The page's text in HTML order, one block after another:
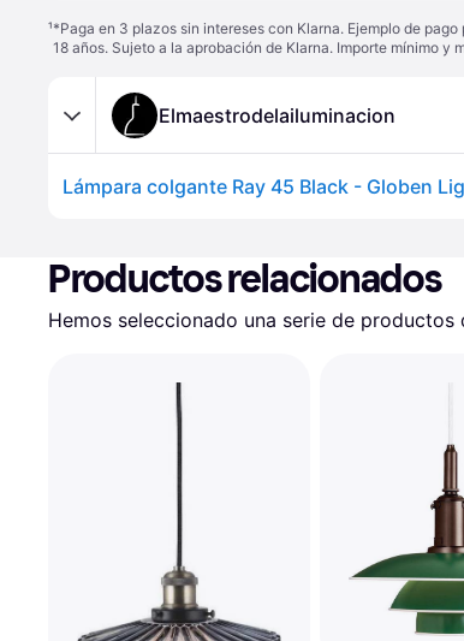
¹*Paga en 3 plazos sin intereses con Klarna. Ejemplo de
18 años. Sujeto a la aprobación de Klarna. Importe mínimo
Elmaestrodelailuminacion
Productos relacionados
Hemos seleccionado una serie de